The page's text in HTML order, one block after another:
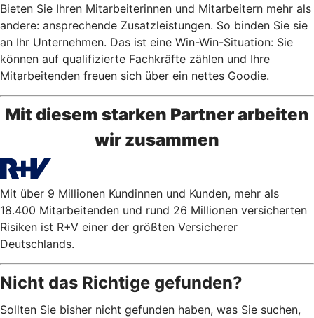
Bieten Sie Ihren Mitarbeiterinnen und Mitarbeitern mehr als
andere: ansprechende Zusatzleistungen. So binden Sie sie
an Ihr Unternehmen. Das ist eine Win-Win-Situation: Sie
können auf qualifizierte Fachkräfte zählen und Ihre
Mitarbeitenden freuen sich über ein nettes Goodie.
Mit diesem starken Partner arbeiten
wir zusammen
Mit über 9 Millionen Kundinnen und Kunden, mehr als
18.400 Mitarbeitenden und rund 26 Millionen versicherten
Risiken ist R+V einer der größten Versicherer
Deutschlands.
Nicht das Richtige gefunden?
Sollten Sie bisher nicht gefunden haben, was Sie suchen,